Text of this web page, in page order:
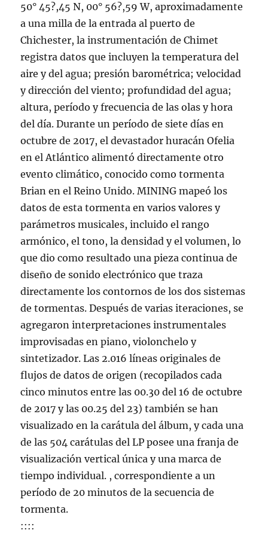
50° 45?,45 N, 00° 56?,59 W, aproximadamente
a una milla de la entrada al puerto de
Chichester, la instrumentación de Chimet
registra datos que incluyen la temperatura del
aire y del agua; presión barométrica; velocidad
y dirección del viento; profundidad del agua;
altura, período y frecuencia de las olas y hora
del día. Durante un período de siete días en
octubre de 2017, el devastador huracán Ofelia
en el Atlántico alimentó directamente otro
evento climático, conocido como tormenta
Brian en el Reino Unido. MINING mapeó los
datos de esta tormenta en varios valores y
parámetros musicales, incluido el rango
armónico, el tono, la densidad y el volumen, lo
que dio como resultado una pieza continua de
diseño de sonido electrónico que traza
directamente los contornos de los dos sistemas
de tormentas. Después de varias iteraciones, se
agregaron interpretaciones instrumentales
improvisadas en piano, violonchelo y
sintetizador. Las 2.016 líneas originales de
flujos de datos de origen (recopilados cada
cinco minutos entre las 00.30 del 16 de octubre
de 2017 y las 00.25 del 23) también se han
visualizado en la carátula del álbum, y cada una
de las 504 carátulas del LP posee una franja de
visualización vertical única y una marca de
tiempo individual. , correspondiente a un
período de 20 minutos de la secuencia de
tormenta.
::::